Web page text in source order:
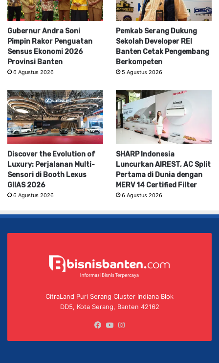
Gubernur Andra Soni
Pimpin Rakor Penguatan
Sensus Ekonomi 2026
Provinsi Banten
6 Agustus 2026
Pemkab Serang Dukung
Sekolah Developer REI
Banten Cetak Pengembang
Berkompeten
5 Agustus 2026
Discover the Evolution of
Luxury: Perjalanan Multi-
Sensori di Booth Lexus
GIIAS 2026
6 Agustus 2026
SHARP Indonesia
Luncurkan AIREST, AC Split
Pertama di Dunia dengan
MERV 14 Certified Filter
6 Agustus 2026
CitraLand Puri Serang Cluster Indiana Blok
DD5, Kota Serang, Banten 42162
Facebook
YouTube